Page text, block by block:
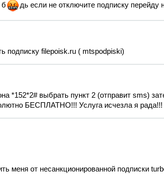
б дь если не отключите подписку перейду
подписку filepoisk.ru ( mtspodpiski)
*152*2# выбрать пункт 2 (отправит sms)
БЕСПЛАТНО!!! Услуга исчезла я рада!!!
меня от несанкционированной подписки